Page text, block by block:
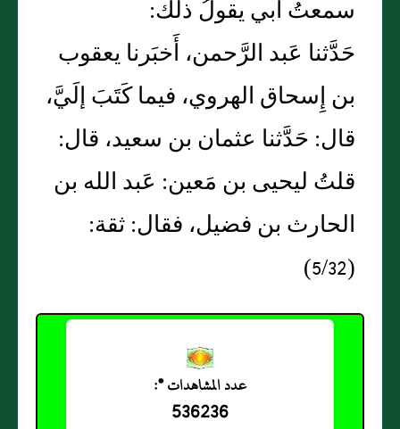
سمعتُ أَبي يقولُ ذلك:
حَدَّثنا عَبد الرَّحمن، أَخبَرنا يعقوب
بن إِسحاق الهروي، فيما كَتَبَ إلَيَّ،
قال: حَدَّثنا عثمان بن سعيد، قال:
قلتُ ليحيى بن مَعين: عَبد الله بن
الحارث بن فضيل، فقال: ثقة:
(5/32)
عدد المشاهدات *:
536236